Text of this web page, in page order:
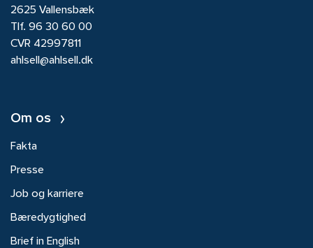
2625 Vallensbæk
Tlf. 96 30 60 00
CVR 42997811
ahlsell@ahlsell.dk
Om os
Fakta
Presse
Job og karriere
Bæredygtighed
Brief in English